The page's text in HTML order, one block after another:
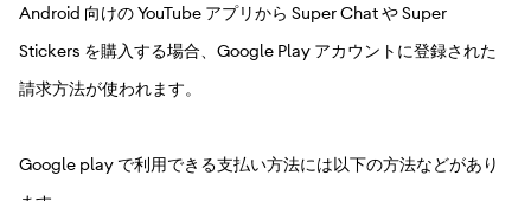
Android 向けの YouTube アプリから Super Chat や Super
Stickers を購入する場合、Google Play アカウントに登録された
請求方法が使われます。
Google play で利用できる支払い方法には以下の方法などがあり